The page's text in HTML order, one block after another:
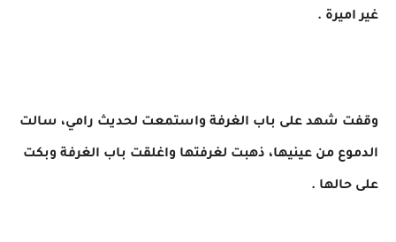
غير اميرة .
وقفت شهد على باب الغرفة واستمعت لحديث رامي، سالت
الدموع من عينيها، ذهبت لغرفتها واغلقت باب الغرفة وبكت
على حالها .